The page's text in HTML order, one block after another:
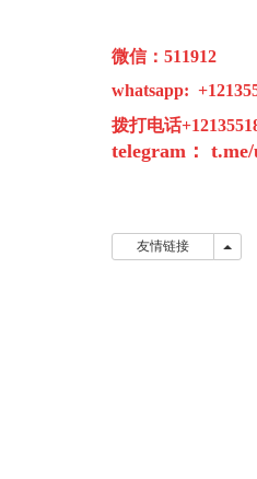
微信：511912
whatsapp:
拨打电话
telegram： t.me/
友情链接 友情